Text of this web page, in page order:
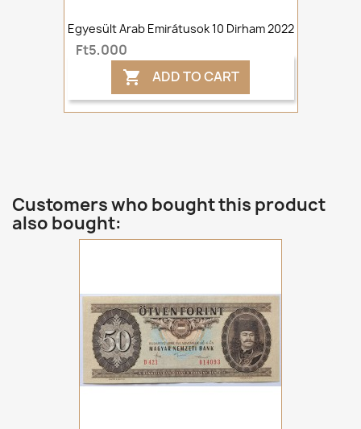
Egyesült Arab Emirátusok 10 Dirham 2022
Ft5,000
 ADD TO CART
Customers who bought this product
also bought: